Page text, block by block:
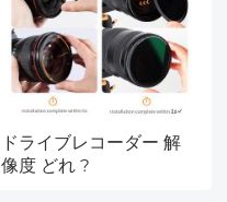
ドライブレコーダー 解
像度 どれ ?